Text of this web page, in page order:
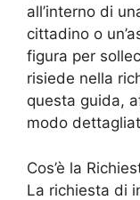
all’interno di
cittadino o
figura per
risiede nella
questa guida,
modo
Cos’è la
La richiesta di